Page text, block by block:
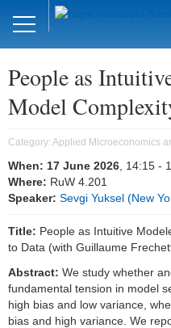
DE
Management und
Mikroökonomie
Welcome
Mission Statement
Aktuelles
Forschung
Forschungskolloquien
People as
Model
Category: Applied Microeconomics
When: 17 June 2026 , 14:15 -
Where: RuW 4.201
Speaker: Sevgi Yuksel (New
Title: People as Intuitive
to Data (with Guillaume
Abstract: We study whether
fundamental tension in model
high bias and low variance,
bias and high variance. We